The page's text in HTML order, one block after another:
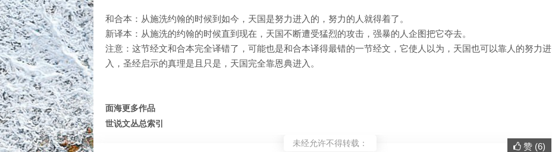
和合本：从施洗约翰的时候到如今，天国是努力进入的，努力的人就得着了。
新译本：从施洗的约翰的时候直到现在，天国不断遭受猛烈的攻击，强暴的人企图把它夺去。
注意：这节经文和合本完全译错了，可能也是和合本译得最错的一节经文，它使人以为，天国也可以靠人的努力进
入，圣经启示的真理是且只是，天国完全靠恩典进入。
面海更多作品
世说文丛总索引
赞 (6)
未经允许不得转载：